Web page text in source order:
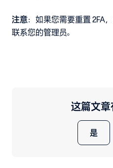
注意：如果您需要重置 2FA
联系您的管理员。
这篇文章
是